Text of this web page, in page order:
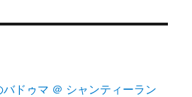
ドゥマ ＠ シャンティーラン